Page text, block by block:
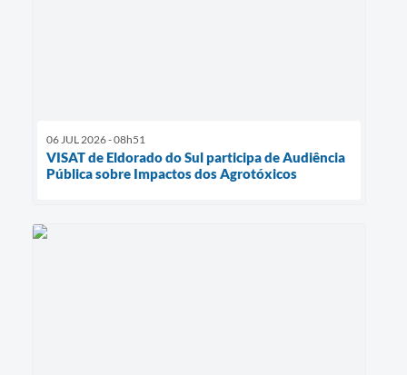
06 JUL 2026 - 08h51
VISAT de Eldorado do Sul participa de Audiência
Pública sobre Impactos dos Agrotóxicos